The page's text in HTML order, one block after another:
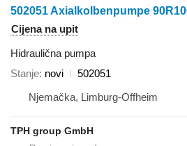
Cijena na upit
Hidraulična pumpa
Stanje novi
502051
Njemačka, Limburg-Offheim
TPH group GmbH